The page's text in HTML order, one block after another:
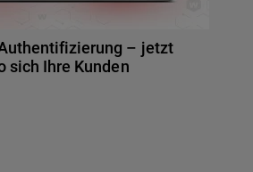
– jetzt
sich Ihre Kunden